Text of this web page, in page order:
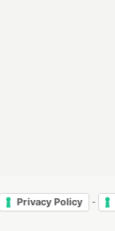
Privacy Policy -